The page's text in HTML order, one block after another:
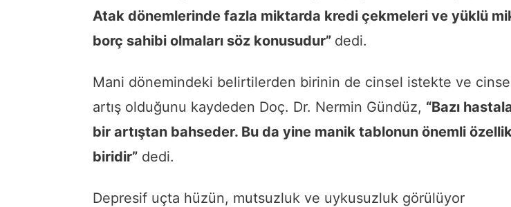
Atak dönemlerinde fazla miktarda kredi çekmeleri ve yüklü
borç sahibi olmaları söz konusudur” dedi.
Mani dönemindeki belirtilerden birinin de cinsel istekte ve
artış olduğunu kaydeden Doç. Dr. Nermin Gündüz, “Bazı
bir artıştan bahseder. Bu da yine manik tablonun önemli
biridir” dedi.
Depresif uçta hüzün, mutsuzluk ve uykusuzluk görülüyor